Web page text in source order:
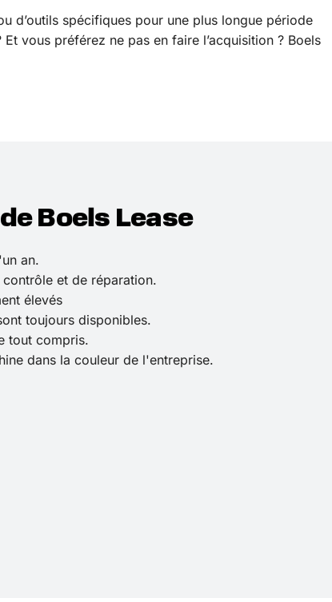
d’outils spécifiques pour une plus longue période
vous préférez ne pas en faire l’acquisition ? Boels
Boels Lease
an.
contrôle et de réparation.
élevés
toujours disponibles.
tout compris.
dans la couleur de l'entreprise.